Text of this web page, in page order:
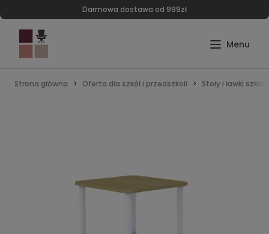
Darmowa dostawa od 999zł
Strona główna Oferta dla szkół i przedszkoli Stoły i ławki